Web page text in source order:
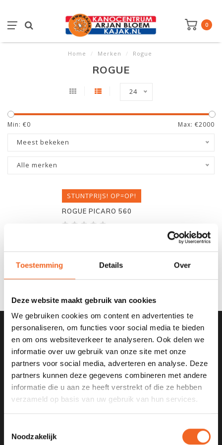
Toestemming Details Over
Deze website maakt gebruik van cookies
We gebruiken cookies om content en advertenties te
personaliseren, om functies voor social media te bieden
en om ons websiteverkeer te analyseren. Ook delen we
informatie over uw gebruik van onze site met onze
partners voor social media, adverteren en analyse. Deze
partners kunnen deze gegevens combineren met andere
informatie die u aan ze heeft verstrekt of die ze hebben
verzameld op basis van uw gebruik van hun services.
Noodzakelijk
0
Home / Merken / Rogue
ROGUE
24
Min: €0 Max: €2000
Meest bekeken
Alle merken
STUNTPRIJS! OP=OP!
ROGUE PICARO 560
SCHRIJF JE IN VOOR ONZE
NIEUWSBRIEF